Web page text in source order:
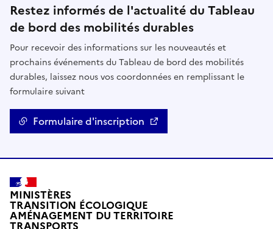
Restez informés de l'actualité du Tableau
de bord des mobilités durables
Pour recevoir des informations sur les nouveautés et
prochains événements du Tableau de bord des mobilités
durables, laissez nous vos coordonnées en remplissant le
formulaire suivant
Formulaire d'inscription
MINISTÈRES
TRANSITION ÉCOLOGIQUE
AMÉNAGEMENT DU TERRITOIRE